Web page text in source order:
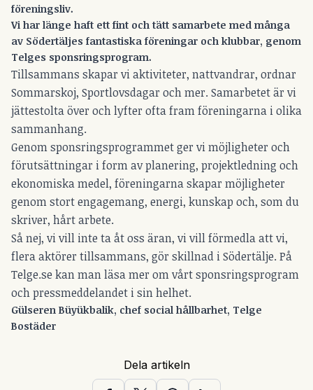
föreningsliv.
Vi har länge haft ett fint och tätt samarbete med många
av Södertäljes fantastiska föreningar och klubbar, genom
Telges sponsringsprogram.
Tillsammans skapar vi aktiviteter, nattvandrar, ordnar
Sommarskoj, Sportlovsdagar och mer. Samarbetet är vi
jättestolta över och lyfter ofta fram föreningarna i olika
sammanhang.
Genom sponsringsprogrammet ger vi möjligheter och
förutsättningar i form av planering, projektledning och
ekonomiska medel, föreningarna skapar möjligheter
genom stort engagemang, energi, kunskap och, som du
skriver, hårt arbete.
Så nej, vi vill inte ta åt oss äran, vi vill förmedla att vi,
flera aktörer tillsammans, gör skillnad i Södertälje. På
Telge.se kan man läsa mer om vårtsponsringsprogram
ochpressmeddelandet i sin helhet.
Gülseren Büyükbalik, chef social hållbarhet, Telge
Bostäder
Dela artikeln